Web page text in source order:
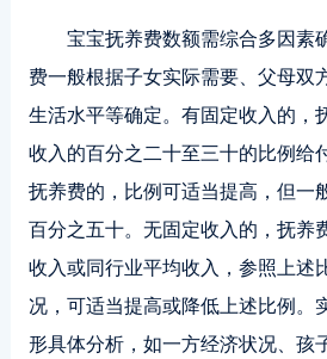
宝宝抚养费数额需综合多因素
费一般根据子女实际需要、父母双
生活水平等确定。有固定收入的，
收入的百分之二十至三十的比例给
抚养费的，比例可适当提高，但一
百分之五十。无固定收入的，抚养
收入或同行业平均收入，参照上述
况，可适当提高或降低上述比例。
形具体分析，如一方经济状况、孩